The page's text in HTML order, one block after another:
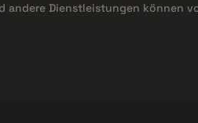
andere Dienstleistungen können